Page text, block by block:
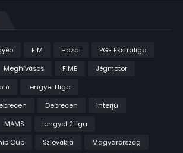
FIM Hazai
PGE Ekstraliga
Meghívásos FIME
Jégmotor
lengyel 1.liga
Debrecen
Interjú
MAMS
lengyel 2.liga
Cup
Szlovákia
Magyarország